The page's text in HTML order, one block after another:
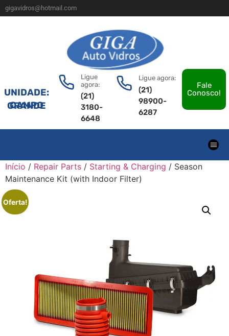
gigavidros@hotmail.com
UNIDADE:
CAMPO GRANDE
Ligue
agora:
(21)
3180-
6648
Ligue agora:
(21)
98900-
6287
Fale
Conosco!
Início / Repair Parts / Starting & Charging / Season
Maintenance Kit (with Indoor Filter)
Oferta!